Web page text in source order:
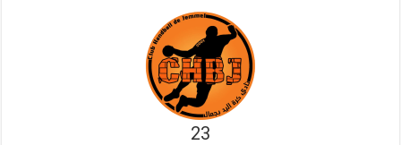
23